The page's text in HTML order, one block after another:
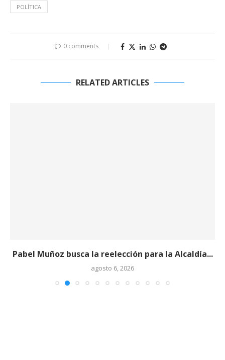
POLÍTICA
0 comments
RELATED ARTICLES
Pabel Muñoz busca la reelección para la Alcaldía...
agosto 6, 2026